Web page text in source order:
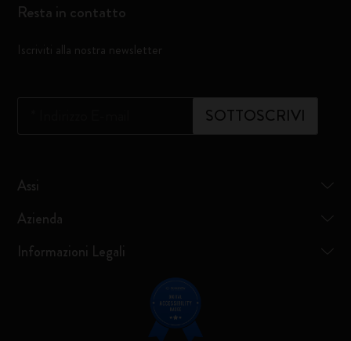
Resta in contatto
Iscriviti alla nostra newsletter
SOTTOSCRIVI
Assi
Azienda
Informazioni Legali